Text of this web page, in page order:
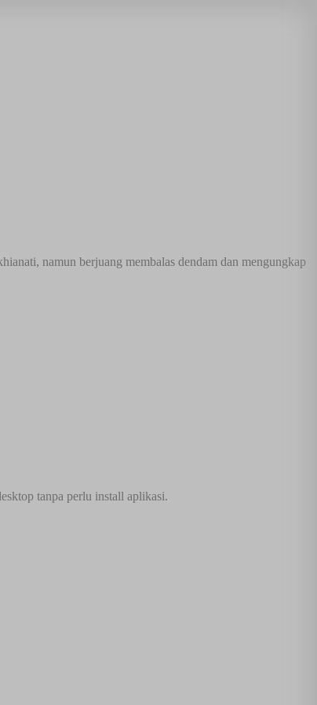
namun berjuang membalas dendam dan mengungkap
tanpa perlu install aplikasi.